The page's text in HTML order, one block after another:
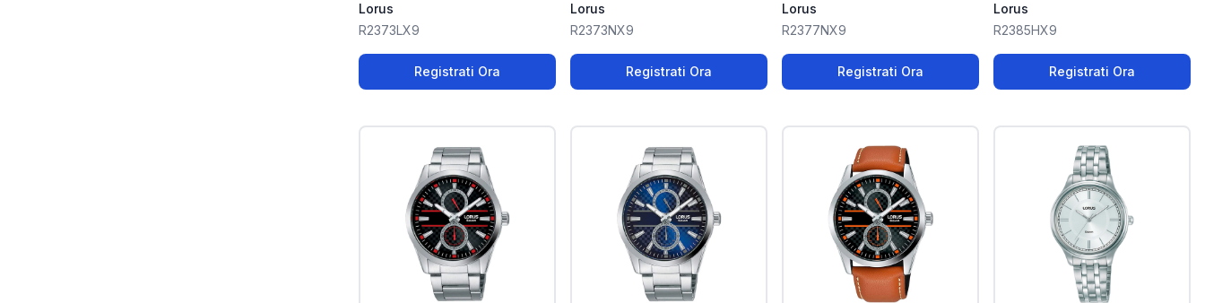
Lorus
R2373LX9
Registrati Ora
Lorus
R2373NX9
Registrati Ora
Lorus
R2377NX9
Registrati Ora
Lorus
R2385HX9
Registrati Ora